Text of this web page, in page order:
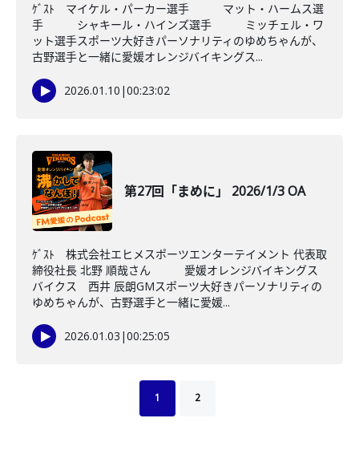
ｹﾞｽﾄ マイケル・パーカー選手 マット・ハームス選
手 シャキール・ハインズ選手 ミッチェル・ワ
ット選手スポーツ大好きパーソナリティのゆめちゃんが、
古野選手と一緒に愛媛オレンジバイキングス...
2026.01.10 |00:23:02
第27回「まめに」 2026/1/3 OA
ｹﾞｽﾄ 株式会社エヒメスポーツエンターテイメント 代表取
締役社長 北野 順哉さん 愛媛オレンジバイキングス
バイクス 西井 辰朗GMスポーツ大好きパーソナリティの
ゆめちゃんが、古野選手と一緒に愛媛...
2026.01.03 |00:25:05
1 2